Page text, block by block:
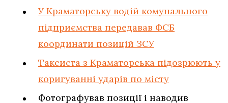
У Краматорську водій комунального
підприємства передавав ФСБ
координати позицій ЗСУ
Таксиста з Краматорська підозрюють у
коригуванні ударів по місту
Фотографував позиції і наводив